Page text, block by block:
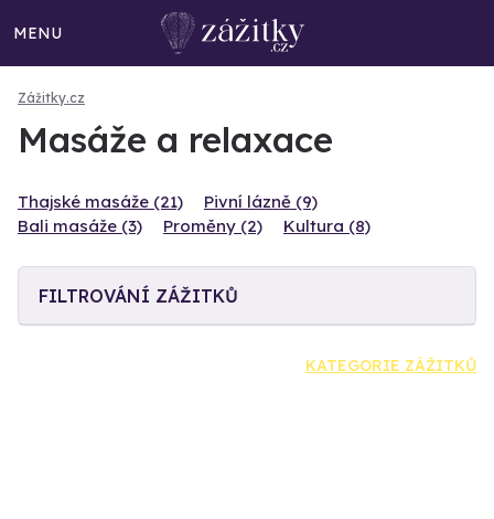
MENU
Zážitky.cz
Masáže a relaxace
Thajské masáže (21)
Pivní lázně (9)
Bali masáže (3)
Proměny (2) Kultura (8)
FILTROVÁNÍ ZÁŽITKŮ
KATEGORIE ZÁŽITKŮ